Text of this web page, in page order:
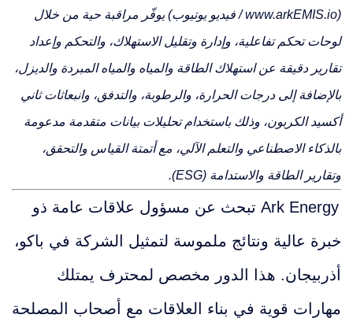
(www.arkEMIS.io / فيديو يوتيوب) يوفّر مراقبة حية من خلال
لوحات تحكم تفاعلية، وإدارة وتقليل الاستهلاك، والتحكم وإعداد
تقارير دقيقة عن استهلاك الطاقة والمياه والمياه المبردة والديزل،
بالإضافة إلى درجات الحرارة، والرطوبة، والتدفق، وانبعاثات ثاني
أكسيد الكربون، وذلك باستخدام تحليلات بيانات متقدمة مدعومة
بالذكاء الاصطناعي والتعلم الآلي، مع أتمتة القياس والتحقق،
وتقارير الطاقة والاستدامة (ESG).
Ark Energy تبحث عن مسؤول علاقات عامة ذو
خبرة عالية ونتائج ملموسة لتمثيل الشركة في باكو،
أذربيجان. هذا الدور مخصص لمحترف يمتلك
مهارات قوية في بناء العلاقات مع أصحاب المصلحة